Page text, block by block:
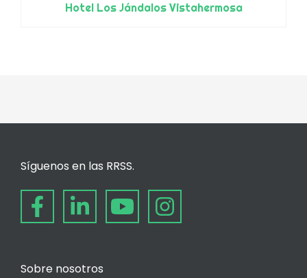
Hotel Los Jándalos Vistahermosa
Síguenos en las RRSS.
Sobre nosotros